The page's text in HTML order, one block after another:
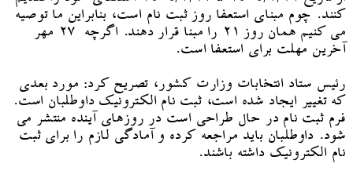
کنند. چوم مبنای استعفا روز ثبت نام است، بنابراین ما توصیه
می کنیم همان روز ۲۱ را مبنا قرار دهند. اگرچه ۲۷ مهر
آخرین مهلت برای استعفا است.
رئیس ستاد انتخابات وزارت کشور، تصریح کرد: مورد بعدی
که تغییر ایجاد شده است، ثبت نام الکترونیک داوطلبان است.
فرم ثبت نام در حال طراحی است در روزهای آینده منتشر می
شود. داوطلبان باید مراجعه کرده و آمادگی لازم را برای ثبت
نام الکترونیک داشته باشند.